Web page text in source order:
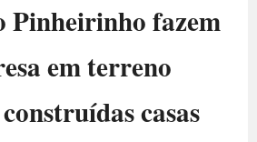
Pinheirinho fazem
em terreno
casas